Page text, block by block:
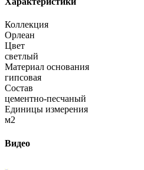
Коллекция
Орлеан
Цвет
светлый
Материал основания
гипсовая
Состав
цементно-песчаный
Единицы измерения
м2
Видео